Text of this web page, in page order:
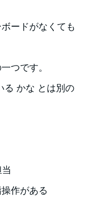
ードがなくても
つです。
る かな とは別の
作がある